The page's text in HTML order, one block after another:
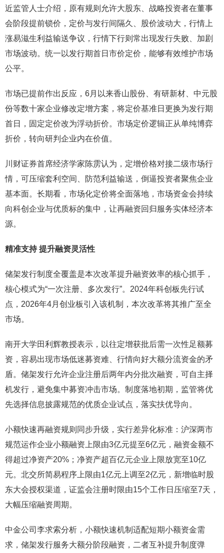
近监管人士介绍，原有规则允许大股东、战略投资者在董事
会阶段提前锁价，定价与发行间隔久、股价波动大，行情上
涨易滋生利益输送争议，行情下行则常出现发行失败、加剧
市场波动。统一以发行期首日市价定价，能够有效维护市场
公平。
市场已提前作出反应，6月以来香山股份、有研新材、中元股
份等数十家企业修改定增方案，将定价基准日更换为发行期
首日，固定定价改为浮动折价。市场定价逻辑正从单纯博弈
折价，转向研判企业内在价值。
川财证券首席经济学家陈雳认为，定增价格对接二级市场行
情，可压缩套利空间、防范利益输送，倒逼投资者聚焦企业
基本面。长期看，市场化定价将全面落地，市场资金会持续
向科创企业与优质标的集中，让再融资回归服务实体经济本
源。
精准支持 提升融资灵活性
储架发行制度全覆盖是本次改革提升融资效率的核心抓手，
核心模式为“一次注册、多次发行”。2024年科创板先行试
点，2026年4月创业板引入该机制，本次改革将其推广至全
市场。
南开大学田利辉教授表示，以往定增获批后需一次性足额募
资，容易出现市场低迷募资难、行情向好大额分流资金的矛
盾。储架发行允许企业注册后两年内分批次融资，可自主择
机发行，避免集中募资冲击市场。制度落地初期，监管将优
先选择信息披露规范的优质企业试点，落实扶优导向。
小额快速再融资规则同步升级，实行差异化标准：沪深两市
规范运作企业小额融资上限由3亿元提至6亿元，融资金额不
得超过净资产20%；净资产超百亿元企业上限放宽至10亿
元。北交所简易程序上限由1亿元上调至2亿元，新增临时股
东大会授权渠道，证监会注册时限由15个工作日压缩至7天，
大幅压缩融资周期。
中金公司李求索分析，小额快速机制适配短期小额资金需
求，储架发行服务大额分阶段融资，二者互补提升制度弹